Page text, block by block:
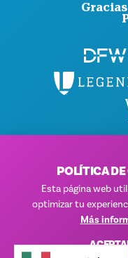
© 2026 Visit
POLÍTICA
Esta página web
optimizar tu
Más